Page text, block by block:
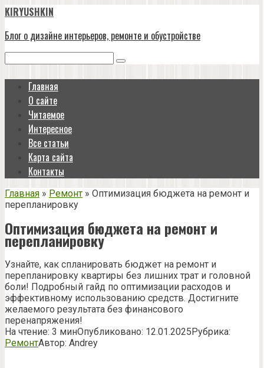
Перейти
к
контенту
KIRYUSHKIN
Блог о дизайне интерьеров, ремонте и обустройстве
Главная
О сайте
Читаемое
Интересное
Все статьи
Карта сайта
Контакты
Главная » Ремонт » Оптимизация бюджета на ремонт и
перепланировку
Оптимизация бюджета на ремонт и
перепланировку
Узнайте, как спланировать бюджет на ремонт и
перепланировку квартиры без лишних трат и головной
боли! Подробный гайд по оптимизации расходов и
эффективному использованию средств. Достигните
желаемого результата без финансового
перенапряжения!
На чтение: 3 минОпубликовано: 12.01.2025Рубрика:
РемонтАвтор: Andrey